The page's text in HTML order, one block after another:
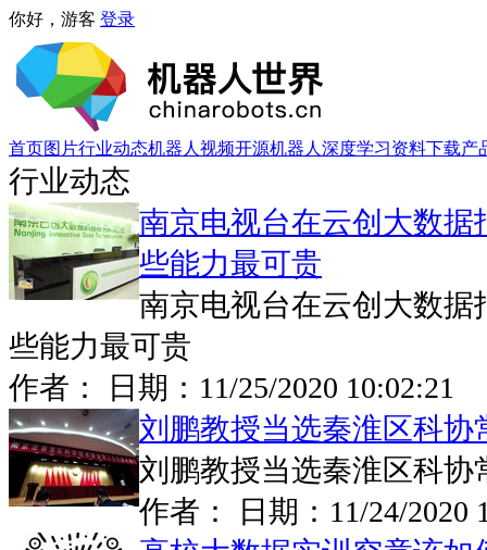
你好，游客 登录
首页图片行业动态机器人视频开源机器人 深度学习资料下载产
行业动态
南京电视台在云创大数
些能力最可贵
南京电视台在云创大数
些能力最可贵
作者： 日期： 11/25/2020 10:02:21
刘鹏教授当选秦淮区科协
刘鹏教授当选秦淮区科协
作者： 日期： 11/24/2020